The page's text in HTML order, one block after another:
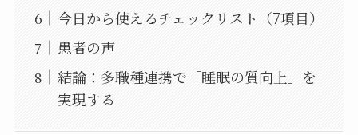
今日から使えるチェックリスト（7項目）
患者の声
結論：多職種連携で「睡眠の質向上」を
実現する